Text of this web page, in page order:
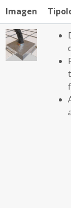
Imagen